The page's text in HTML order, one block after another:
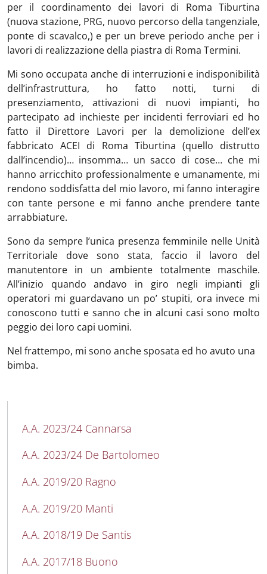
per il coordinamento dei lavori di Roma Tiburtina
(nuova stazione, PRG, nuovo percorso della tangenziale,
ponte di scavalco,) e per un breve periodo anche per i
lavori di realizzazione della piastra di Roma Termini.
Mi sono occupata anche di interruzioni e indisponibilità
dell’infrastruttura, ho fatto notti, turni di
presenziamento, attivazioni di nuovi impianti, ho
partecipato ad inchieste per incidenti ferroviari ed ho
fatto il Direttore Lavori per la demolizione dell’ex
fabbricato ACEI di Roma Tiburtina (quello distrutto
dall’incendio)… insomma… un sacco di cose… che mi
hanno arricchito professionalmente e umanamente, mi
rendono soddisfatta del mio lavoro, mi fanno interagire
con tante persone e mi fanno anche prendere tante
arrabbiature.
Sono da sempre l’unica presenza femminile nelle Unità
Territoriale dove sono stata, faccio il lavoro del
manutentore in un ambiente totalmente maschile.
All’inizio quando andavo in giro negli impianti gli
operatori mi guardavano un po’ stupiti, ora invece mi
conoscono tutti e sanno che in alcuni casi sono molto
peggio dei loro capi uomini.
Nel frattempo, mi sono anche sposata ed ho avuto una
bimba.
MAIN NAVIGATION
A.A. 2023/24 Cannarsa
A.A. 2023/24 De Bartolomeo
A.A. 2019/20 Ragno
A.A. 2019/20 Manti
A.A. 2018/19 De Santis
A.A. 2017/18 Buono